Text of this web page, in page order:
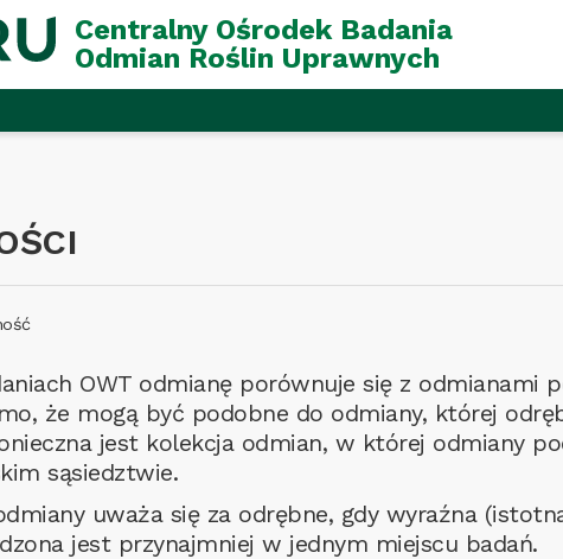
Centralny Ośrodek Badania
Odmian Roślin Uprawnych
OWT odmianę porównuje się z odmianami
że mogą być podobne do odmiany, której
jest kolekcja odmian, w której odmiany
sąsiedztwie.
uważa się za odrębne, gdy wyraźna
jest przynajmniej w jednym miejscu badań.